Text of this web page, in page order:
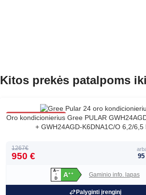
Kitos prekės patalpoms iki
80
Populiarus
Oro kondicionierius Gree PULAR
+ GWH24AGD-K6DNA1C/O 6,2/6,5
1267€
950 €
A+++
↑
D
A++ Gaminio info. lapas
Palyginti įrenginį